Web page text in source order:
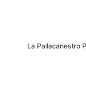
La Pallacanestro